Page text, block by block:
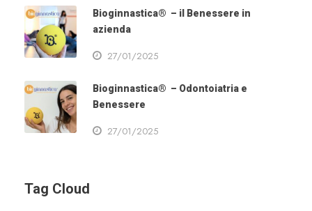
Bioginnastica® – il Benessere in
azienda
27/01/2025
Bioginnastica® – Odontoiatria e
Benessere
27/01/2025
Tag Cloud